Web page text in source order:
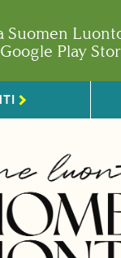
Suomen
Google Play